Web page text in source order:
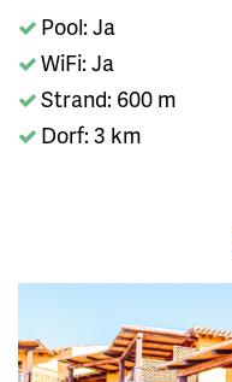
Pool: Ja
WiFi: Ja
Strand: 600 m
Dorf: 3 km